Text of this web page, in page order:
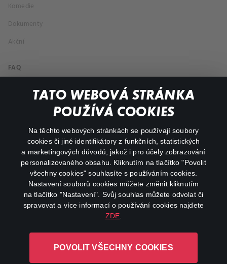
TATO WEBOVÁ STRÁNKA
POUŽÍVÁ COOKIES
Na těchto webových stránkách se používají soubory
cookies či jiné identifikátory z funkčních, statistických
a marketingových důvodů, jakož i pro účely zobrazování
personalizovaného obsahu. Kliknutím na tlačítko "Povolit
všechny cookies" souhlasíte s používáním cookies.
Nastavení souborů cookies můžete změnit kliknutím
na tlačítko "Nastavení". Svůj souhlas můžete odvolat či
spravovat a více informací o používání cookies najdete
ZDE
POVOLIT VŠECHNY COOKIES
Komedie
Dokumenty
Akční
FAQ
Můj účet
Důležité odkazy
facebookinstagram
youtube
L-1246 Luxembourg R.C.S.